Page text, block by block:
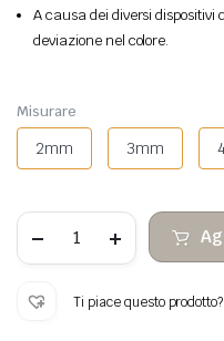
A causa dei diversi
deviazione nel colore.
Misurare
2mm 3mm
tesoro
Ti piace questo